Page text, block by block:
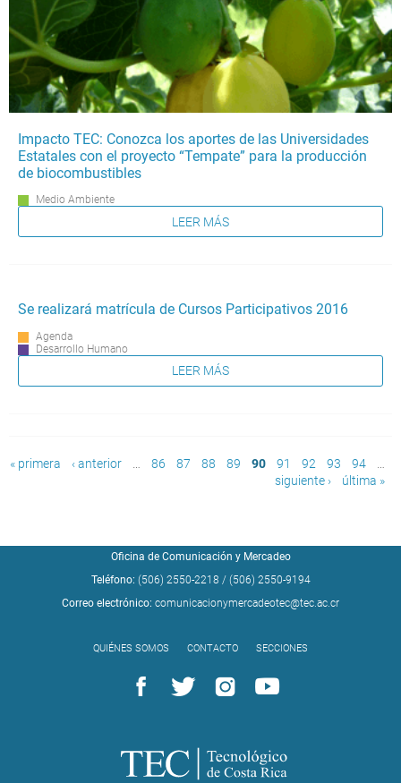
Impacto TEC: Conozca los aportes de las Universidades
Estatales con el proyecto “Tempate” para la producción
de biocombustibles
Medio Ambiente
LEER MÁS
Se realizará matrícula de Cursos Participativos 2016
Agenda
Desarrollo Humano
LEER MÁS
Páginas
« primera ‹ anterior … 86 87 88 89 90 91 92 93 94
…
siguiente ›
última »
Oficina de Comunicación y Mercadeo
Teléfono: (506) 2550-2218 / (506) 2550-9194
Correo electrónico: comunicacionymercadeotec@tec.ac.cr
QUIÉNES SOMOS CONTACTO SECCIONES